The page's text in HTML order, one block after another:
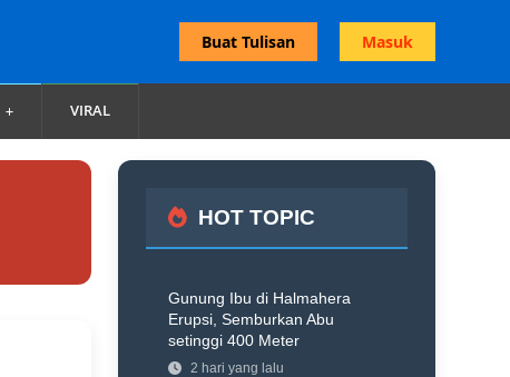
Masuk
Buat Tulisan
VIRAL
HOT TOPIC
Gunung Ibu di Halmahera
Erupsi, Semburkan Abu
setinggi 400 Meter
2 hari yang lalu